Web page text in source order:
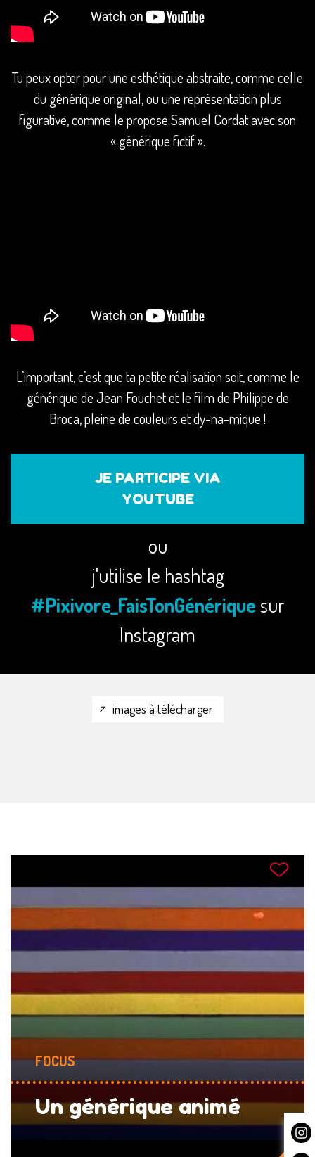
Tu peux opter pour une esthétique abstraite, comme celle
du générique original, ou une représentation plus
figurative, comme le propose Samuel Cordat avec son
« générique fictif ».
L’important, c’est que ta petite réalisation soit, comme le
générique de Jean Fouchet et le film de Philippe de
Broca, pleine de couleurs et dy-na-mique !
JE PARTICIPE VIA
YOUTUBE
ou
j'utilise le hashtag
#Pixivore_FaisTonGénériquesur
Instagram
images à télécharger
FOCUS
Un générique animé